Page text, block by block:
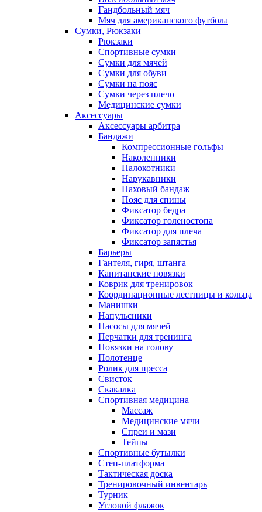
Гандбольный мяч
Мяч для американского футбола
Сумки, Рюкзаки
Рюкзаки
Спортивные сумки
Сумки для мячей
Сумки для обуви
Сумки на пояс
Сумки через плечо
Медицинские сумки
Аксессуары
Аксессуары арбитра
Бандажи
Компрессионные гольфы
Наколенники
Налокотники
Нарукавники
Паховый бандаж
Пояс для спины
Фиксатор бедра
Фиксатор голеностопа
Фиксатор для плеча
Фиксатор запястья
Барьеры
Гантеля, гиря, штанга
Капитанские повязки
Коврик для тренировок
Координационные лестницы и кольца
Манишки
Напульсники
Насосы для мячей
Перчатки для тренинга
Повязки на голову
Полотенце
Ролик для пресса
Свисток
Скакалка
Спортивная медицина
Массаж
Медицинские мячи
Спреи и мази
Тейпы
Спортивные бутылки
Степ-платформа
Тактическая доска
Тренировочный инвентарь
Турник
Угловой флажок